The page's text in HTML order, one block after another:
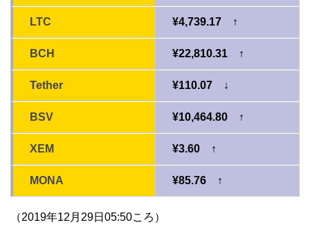
LTC ¥4,739.17 ↑
BCH ¥22,810.31 ↑
Tether ¥110.07 ↓
BSV ¥10,464.80 ↑
XEM ¥3.60 ↑
MONA ¥85.76 ↑
（2019年12月29日05:50ころ）